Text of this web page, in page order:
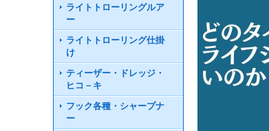
ライトトローリングルア
ー
ライトトローリング仕掛
け
ティーザー・ドレッジ・
ヒコ－キ
フック各種・シャープナ
ー